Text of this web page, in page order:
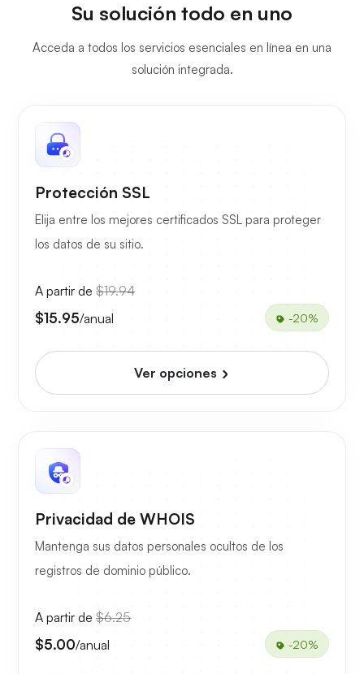
Su solución todo en uno
Acceda a todos los servicios esenciales en línea en una
solución integrada.
Protección SSL
Elija entre los mejores certificados SSL para proteger
los datos de su sitio.
A partir de $19.94
$15.95/anual -20%
Ver opciones
Privacidad de WHOIS
Mantenga sus datos personales ocultos de los
registros de dominio público.
A partir de $6.25
$5.00/anual -20%